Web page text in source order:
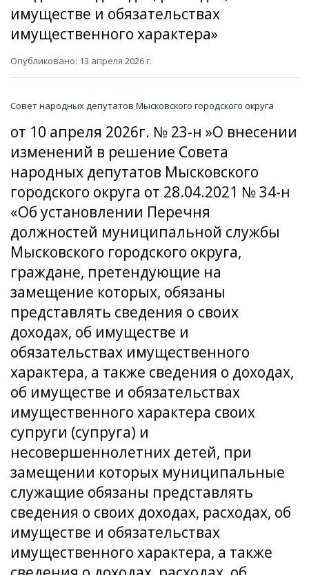
имуществе и обязательствах
имущественного характера»
Опубликовано: 13 апреля 2026 г.
Совет народных депутатов Мысковского городского округа
от 10 апреля 2026г. № 23-н »О внесении
изменений в решение Совета
народных депутатов Мысковского
городского округа от 28.04.2021 № 34-н
«Об установлении Перечня
должностей муниципальной службы
Мысковского городского округа,
граждане, претендующие на
замещение которых, обязаны
представлять сведения о своих
доходах, об имуществе и
обязательствах имущественного
характера, а также сведения о доходах,
об имуществе и обязательствах
имущественного характера своих
супруги (супруга) и
несовершеннолетних детей, при
замещении которых муниципальные
служащие обязаны представлять
сведения о своих доходах, расходах, об
имуществе и обязательствах
имущественного характера, а также